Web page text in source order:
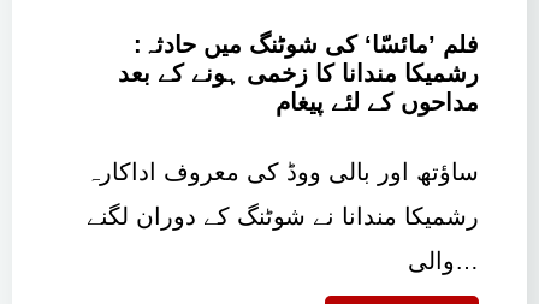
فلم ’مائسّا‘ کی شوٹنگ میں حادثہ:
رشمیکا مندانا کا زخمی ہونے کے بعد
مداحوں کے لئے پیغام
ساؤتھ اور بالی ووڈ کی معروف اداکارہ
رشمیکا مندانا نے شوٹنگ کے دوران لگنے
والی…